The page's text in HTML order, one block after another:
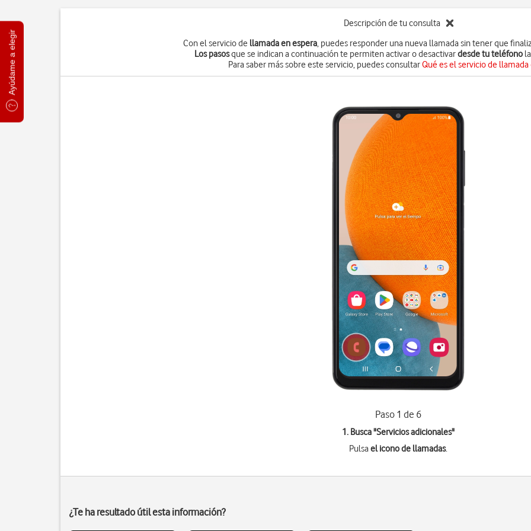
Ayúdame a elegir
Descripción de tu consulta
Con el servicio de llamada en espera, puedes responder una nueva llamada sin tener que
Los pasosque se indican a continuación te permiten activar o desactivardesde tu teléfono
Para saber más sobre este servicio, puedes consultarQué es el servicio de llamada
Paso 1 de 6
1. Busca "Servicios adicionales"
Pulsael icono de llamadas.
¿Te ha resultado útil esta información?